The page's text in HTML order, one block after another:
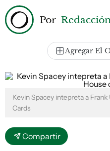
Por Redacción
Agregar El
Kevin Spacey intepreta a
Cards
Compartir